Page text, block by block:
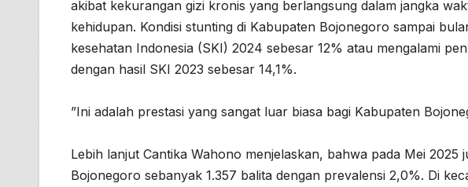
akibat kekurangan gizi kronis yang berlangsung dalam jangka
kehidupan. Kondisi stunting di Kabupaten Bojonegoro sampai
kesehatan Indonesia (SKI) 2024 sebesar 12% atau mengalami
dengan hasil SKI 2023 sebesar 14,1%.
”Ini adalah prestasi yang sangat luar biasa bagi Kabupaten
Lebih lanjut Cantika Wahono menjelaskan, bahwa pada Mei 2025
Bojonegoro sebanyak 1.357 balita dengan prevalensi 2,0%. Di